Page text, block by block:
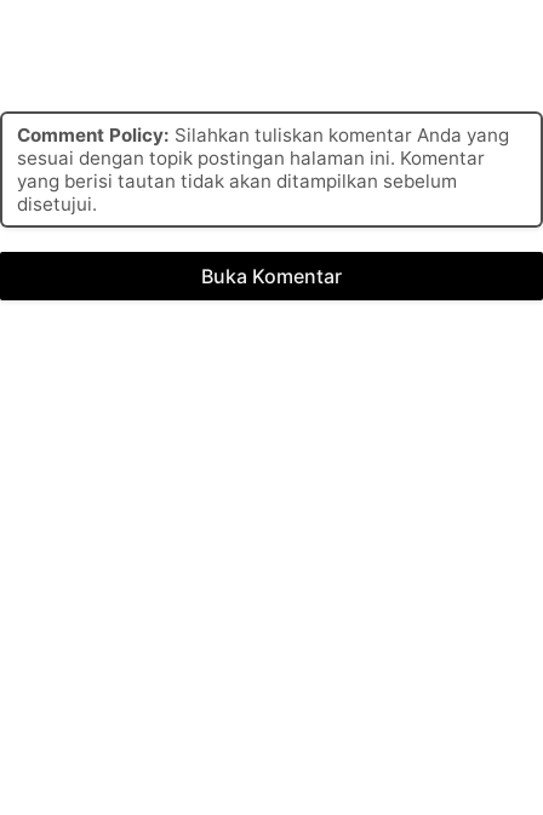
Comment Policy: Silahkan tuliskan komentar Anda yang
sesuai dengan topik postingan halaman ini. Komentar
yang berisi tautan tidak akan ditampilkan sebelum
disetujui.
Buka Komentar